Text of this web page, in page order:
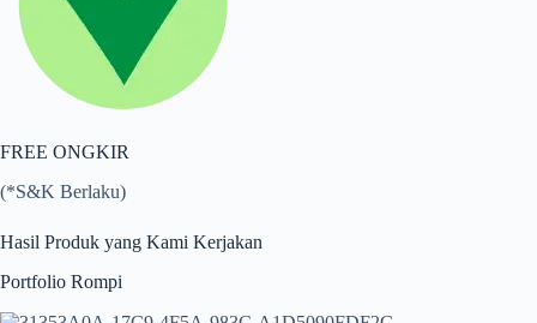
FREE ONGKIR
(*S&K Berlaku)
Hasil Produk yang Kami Kerjakan
Portfolio Rompi